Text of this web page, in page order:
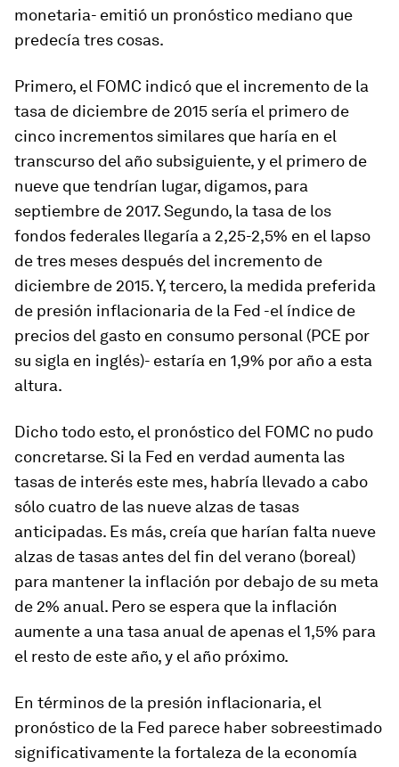
monetaria- emitió un pronóstico mediano que
predecía tres cosas.
Primero, el FOMC indicó que el incremento de la
tasa de diciembre de 2015 sería el primero de
cinco incrementos similares que haría en el
transcurso del año subsiguiente, y el primero de
nueve que tendrían lugar, digamos, para
septiembre de 2017. Segundo, la tasa de los
fondos federales llegaría a 2,25-2,5% en el lapso
de tres meses después del incremento de
diciembre de 2015. Y, tercero, la medida preferida
de presión inflacionaria de la Fed -el índice de
precios del gasto en consumo personal (PCE por
su sigla en inglés)- estaría en 1,9% por año a esta
altura.
Dicho todo esto, el pronóstico del FOMC no pudo
concretarse. Si la Fed en verdad aumenta las
tasas de interés este mes, habría llevado a cabo
sólo cuatro de las nueve alzas de tasas
anticipadas. Es más, creía que harían falta nueve
alzas de tasas antes del fin del verano (boreal)
para mantener la inflación por debajo de su meta
de 2% anual. Pero se espera que la inflación
aumente a una tasa anual de apenas el 1,5% para
el resto de este año, y el año próximo.
En términos de la presión inflacionaria, el
pronóstico de la Fed parece haber sobreestimado
significativamente la fortaleza de la economía